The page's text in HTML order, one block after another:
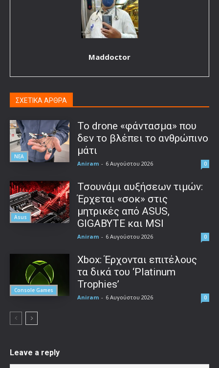
Maddoctor
ΣΧΕΤΙΚΑ ΑΡΘΡΑ
ΝΕΑ
Το drone «φάντασμα» που
δεν το βλέπει το ανθρώπινο
μάτι
Aniram - 6 Αυγούστου 2026 0
Asus
Τσουνάμι αυξήσεων τιμών:
Έρχεται «σοκ» στις
μητρικές από ASUS,
GIGABYTE και MSI
Aniram - 6 Αυγούστου 2026 0
Console Games
Xbox: Έρχονται επιτέλους
τα δικά του ‘Platinum
Trophies’
Aniram - 6 Αυγούστου 2026 0
Leave a reply